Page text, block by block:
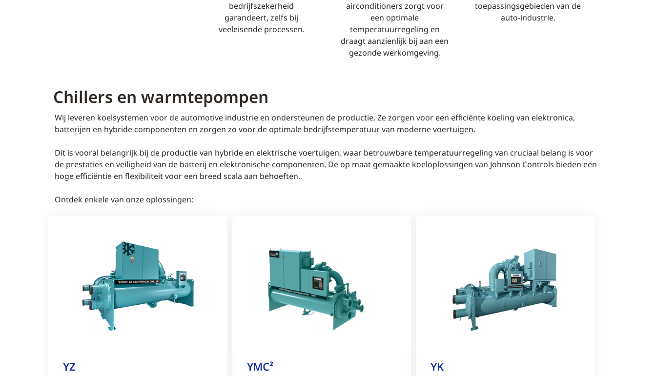
bedrijfszekerheid
garandeert, zelfs bij
veeleisende processen.
airconditioners zorgt voor
een optimale
temperatuurregeling en
draagt aanzienlijk bij aan een
gezonde werkomgeving.
toepassingsgebieden van de
auto-industrie.
Chillers en warmtepompen
Wij leveren koelsystemen voor de automotive industrie en ondersteunen de productie. Ze zorgen voor een efficiënte koeling van elektronica,
batterijen en hybride componenten en zorgen zo voor de optimale bedrijfstemperatuur van moderne voertuigen.
Dit is vooral belangrijk bij de productie van hybride en elektrische voertuigen, waar betrouwbare temperatuurregeling van cruciaal belang is voor
de prestaties en veiligheid van de batterij en elektronische componenten. De op maat gemaakte koeloplossingen van Johnson Controls bieden een
hoge efficiëntie en flexibiliteit voor een breed scala aan behoeften.
Ontdek enkele van onze oplossingen:
YZ YMC² YK